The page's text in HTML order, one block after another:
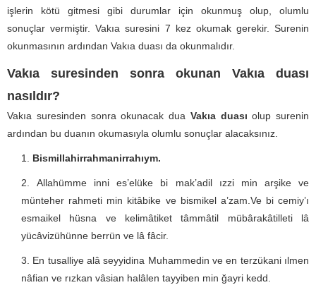
işlerin kötü gitmesi gibi durumlar için okunmuş olup, olumlu
sonuçlar vermiştir. Vakıa suresini 7 kez okumak gerekir. Surenin
okunmasının ardından Vakıa duası da okunmalıdır.
Vakıa suresinden sonra okunan Vakıa duası
nasıldır?
Vakıa suresinden sonra okunacak dua Vakıa duası olup surenin
ardından bu duanın okumasıyla olumlu sonuçlar alacaksınız.
Bismillahirrahmanirrahıym.
Allahümme inni es’elüke bi mak’adil ızzi min arşike ve
münteher rahmeti min kitâbike ve bismikel a’zam.Ve bi cemiy’ı
esmaikel hüsna ve kelimâtiket tâmmâtil mübârakâtilleti lâ
yücâvizühünne berrün ve lâ fâcir.
En tusalliye alâ seyyidina Muhammedin ve en terzükani ılmen
nâfian ve rızkan vâsian halâlen tayyiben min ğayri kedd.